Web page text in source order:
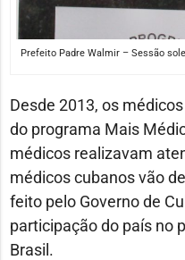
Prefeito Padre Walmir – Sessão
Desde 2013, os
do programa Mais
médicos realizavam
médicos cubanos vão
feito pelo Governo de
participação do país no
Brasil.